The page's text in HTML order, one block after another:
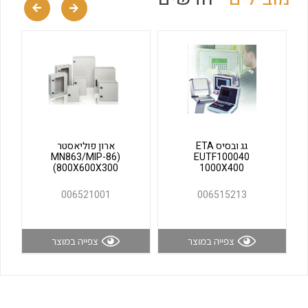
לכל מוצרי היצרן
לכל מוצרי היצרן לכל מוצרי היצרן
גג ובסיס ETA
EUTF100040
1000X400
006515213
צפייה במוצר
ארון פוליאסטר
(MN863/MIP-86
(800X600X300
006521001
צפייה במוצר